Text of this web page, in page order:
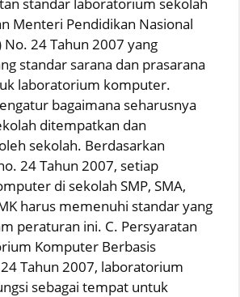
Menteri Pendidikan Nasional
24 Tahun 2007 yang
standar sarana dan prasarana
laboratorium komputer.
bagaimana seharusnya
ditempatkan dan
sekolah. Berdasarkan
24 Tahun 2007, setiap
di sekolah SMP, SMA,
harus memenuhi standar yang
peraturan ini. C. Persyaratan
Komputer Berbasis
Tahun 2007, laboratorium
sebagai tempat untuk